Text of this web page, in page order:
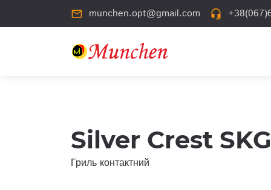
mail_outline munchen.opt@gmail.com headset_mic
Silver Crest
Гриль контактний